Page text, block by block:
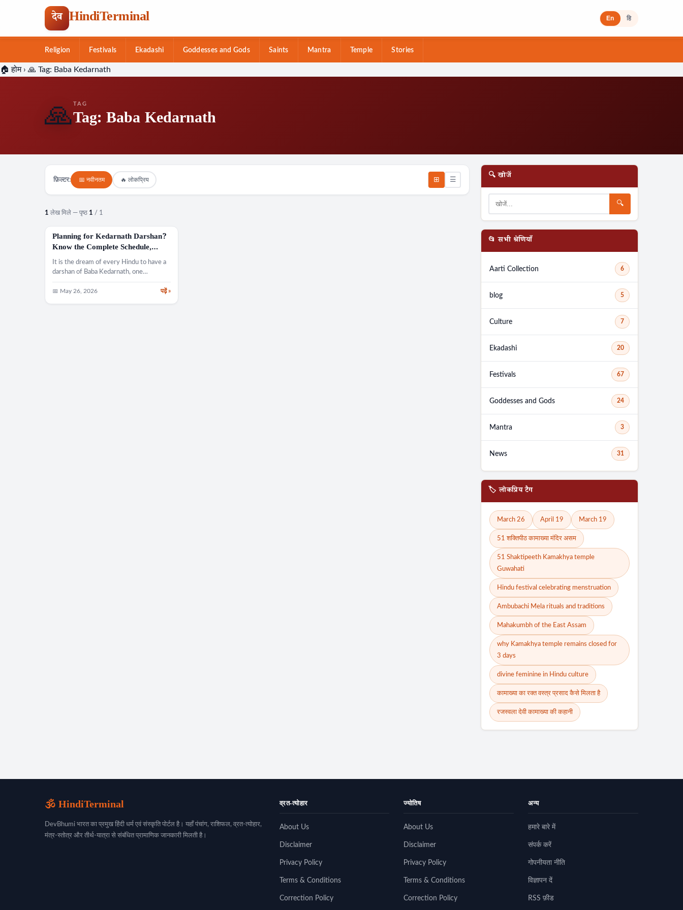
देव HindiTerminal En हि
Religion Festivals Ekadashi Goddesses and Gods Saints Mantra Temple Stories
Skip
🏠 होम › 🙏 Tag: Baba Kedarnath
🙏 TAG
Tag: Baba Kedarnath
फ़िल्टर: 📅 नवीनतम 🔥 लोकप्रिय ⊞ ☰
1 लेख मिले — पृष्ठ 1 / 1
NEWS
Planning for Kedarnath Darshan?
Know the Complete Schedule,
Important Dates, and Rules for the
2026 Yatra Before Booking Tickets
and Hotels
It is the dream of every Hindu to have a
darshan of Baba Kedarnath, one…
📅 May 26, 2026 पढ़ें »
🔍 खोजें
🔍
📂 सभी श्रेणियाँ
Aarti Collection 6
blog 5
Culture 7
Ekadashi 20
Festivals 67
Goddesses and Gods 24
Mantra 3
News 31
🏷️ लोकप्रिय टैग
March 26 April 19 March 19
51 शक्तिपीठ कामाख्या मंदिर असम
51 Shaktipeeth Kamakhya temple
Guwahati
Hindu festival celebrating menstruation
Ambubachi Mela rituals and traditions
Mahakumbh of the East Assam
why Kamakhya temple remains closed for
3 days
divine feminine in Hindu culture
कामाख्या का रक्त वस्त्र प्रसाद कैसे मिलता है
रजस्वला देवी कामाख्या की कहानी
🕉️ HindiTerminal
DevBhumi भारत का प्रमुख हिंदी धर्म एवं संस्कृति पोर्टल है। यहाँ पंचांग, राशिफल, व्रत-त्योहार,
मंत्र-स्तोत्र और तीर्थ-यात्रा से संबंधित प्रामाणिक जानकारी मिलती है।
व्रत-त्योहार
About Us
Disclaimer
Privacy Policy
Terms & Conditions
Correction Policy
ज्योतिष
About Us
Disclaimer
Privacy Policy
Terms & Conditions
Correction Policy
अन्य
हमारे बारे में
संपर्क करें
गोपनीयता नीति
विज्ञापन दें
RSS फ़ीड